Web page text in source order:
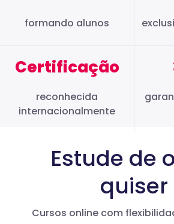
formando alunos
Certificação
reconhecida
internacionalmente
Estude de
quiser
Cursos online com